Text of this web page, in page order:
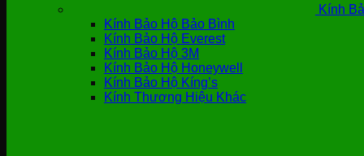
Kính
Kính Bảo Hộ Bảo Bình
Kính Bảo Hộ Everest
Kính Bảo Hộ 3M
Kính Bảo Hộ Honeywell
Kính Bảo Hộ Kíng’s
Kính Thương Hiệu Khác